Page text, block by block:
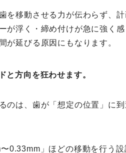
を移動させる力が伝わらず、
が浮く・締め付けが急に強く
が延びる原因にもなります。
と方向を狂わせます。
のは、歯が「想定の位置」に
0.33mm」ほどの移動を行う設